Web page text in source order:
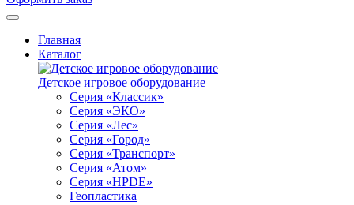
Главная
Каталог
Детское игровое оборудование
Серия «Классик»
Серия «ЭКО»
Серия «Лес»
Серия «Город»
Серия «Транспорт»
Серия «Атом»
Серия «HPDE»
Геопластика